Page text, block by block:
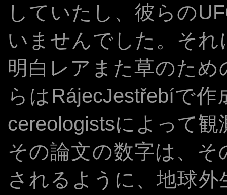
していたし、彼らの
いませんでした。そ
明白レアまた草のた
らはRájecJestřebíで
cereologistsによって
その論文の数字は、
されるように、地球